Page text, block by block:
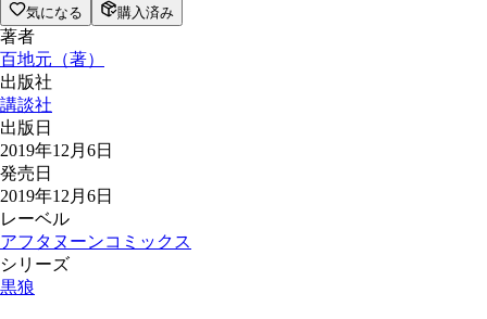
気になる
購入済み
著者
百地元 （著）
出版社
講談社
出版日
2019年12月6日
発売日
2019年12月6日
レーベル
アフタヌーンコミックス
シリーズ
黒狼